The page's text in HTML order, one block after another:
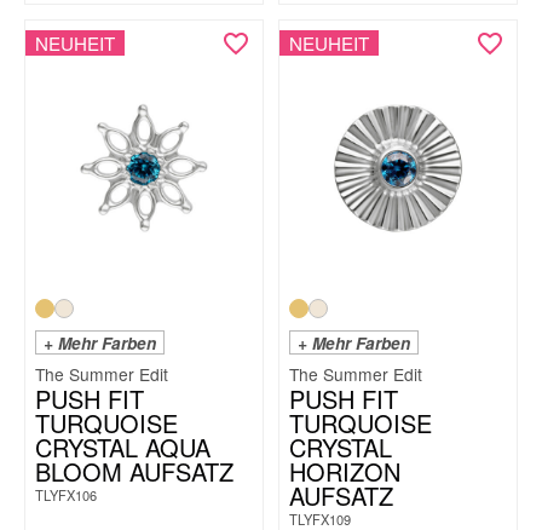
NEUHEIT
+ Mehr Farben
The Summer Edit
PUSH FIT
TURQUOISE
CRYSTAL AQUA
BLOOM AUFSATZ
TLYFX106
NEUHEIT
+ Mehr Farben
The Summer Edit
PUSH FIT
TURQUOISE
CRYSTAL
HORIZON
AUFSATZ
TLYFX109